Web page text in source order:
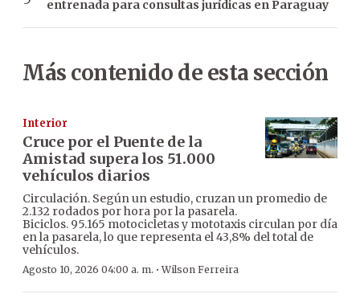
entrenada para consultas jurídicas en Paraguay
Más contenido de esta sección
Interior
Cruce por el Puente de la
Amistad supera los 51.000
vehículos diarios
Circulación. Según un estudio, cruzan un promedio de
2.132 rodados por hora por la pasarela.
Biciclos. 95.165 motocicletas y mototaxis circulan por día
en la pasarela, lo que representa el 43,8% del total de
vehículos.
Agosto 10, 2026 04:00 a. m. ·Wilson Ferreira